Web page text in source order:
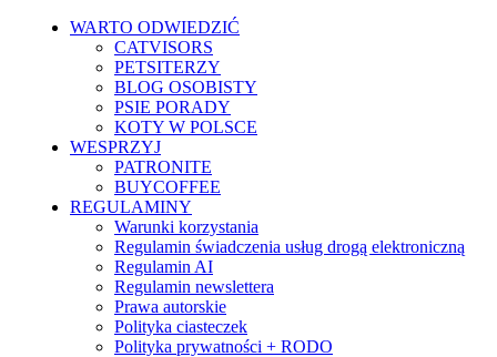
WARTO ODWIEDZIĆ
CATVISORS
PETSITERZY
BLOG OSOBISTY
PSIE PORADY
KOTY W POLSCE
WESPRZYJ
PATRONITE
BUYCOFFEE
REGULAMINY
Warunki korzystania
Regulamin świadczenia usług drogą elektroniczną
Regulamin AI
Regulamin newslettera
Prawa autorskie
Polityka ciasteczek
Polityka prywatności + RODO